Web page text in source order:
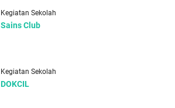
Kegiatan Sekolah
Sains Club
Kegiatan Sekolah
DOKCIL